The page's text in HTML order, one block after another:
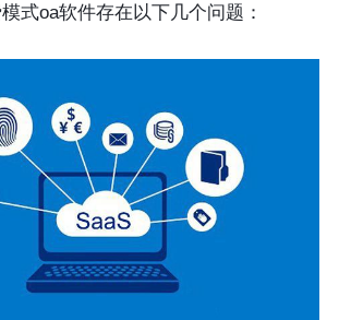
式oa软件存在以下几个问题：